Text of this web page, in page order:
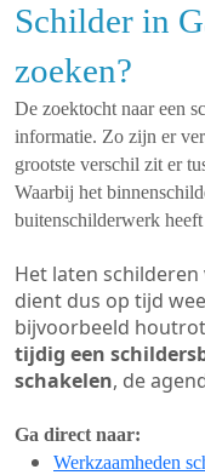
Schilder in
zoeken?
De zoektocht naar een
informatie. Zo zijn er
grootste verschil zit er
Waarbij het
buitenschilderwerk
Het laten
dient dus op tijd
bijvoorbeeld
tijdig een
schakelen, de
Ga direct naar:
Werkzaamheden